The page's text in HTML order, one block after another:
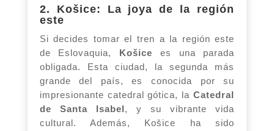
2. Košice: La joya de la región
este
Si decides tomar el tren a la región este
de Eslovaquia, Košice es una parada
obligada. Esta ciudad, la segunda más
grande del país, es conocida por su
impresionante catedral gótica, laCatedral
de Santa Isabel, y su vibrante vida
cultural. Además, Košice ha sido